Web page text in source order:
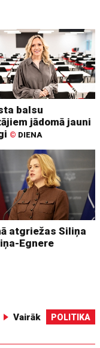
balsu
jādomā jauni
© DIENA
atgriežas Siliņa
Egnere
Vairāk POLITIKA